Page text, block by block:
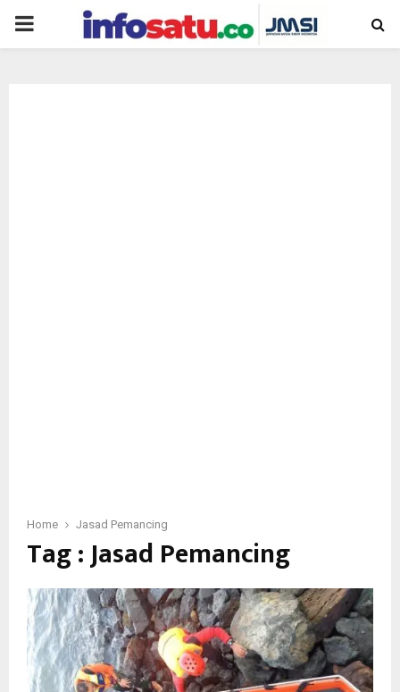
PRIMARY
Home Jasad Pemancing
Tag : Jasad Pemancing